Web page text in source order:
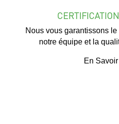
Nous vous garantissons
notre équipe et la
En